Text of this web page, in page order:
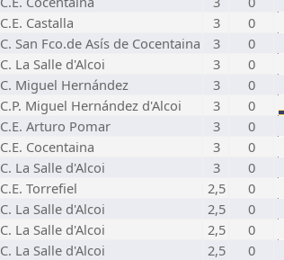
C.E. Castalla 3 0
C. San Fco.de Asís de Cocentaina 3 0
C. La Salle d'Alcoi 3 0
C. Miguel Hernández 3 0
C.P. Miguel Hernández d'Alcoi 3 0
C.E. Arturo Pomar 3 0
C.E. Cocentaina 3 0
C. La Salle d'Alcoi 3 0
C.E. Torrefiel 2,5 0
C. La Salle d'Alcoi 2,5 0
C. La Salle d'Alcoi 2,5 0
C. La Salle d'Alcoi 2,5 0